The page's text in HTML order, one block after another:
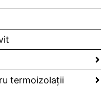
termoizolaţii